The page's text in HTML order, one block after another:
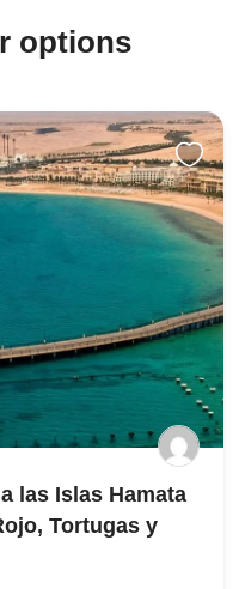
options
las Islas Hamata
Tortugas y